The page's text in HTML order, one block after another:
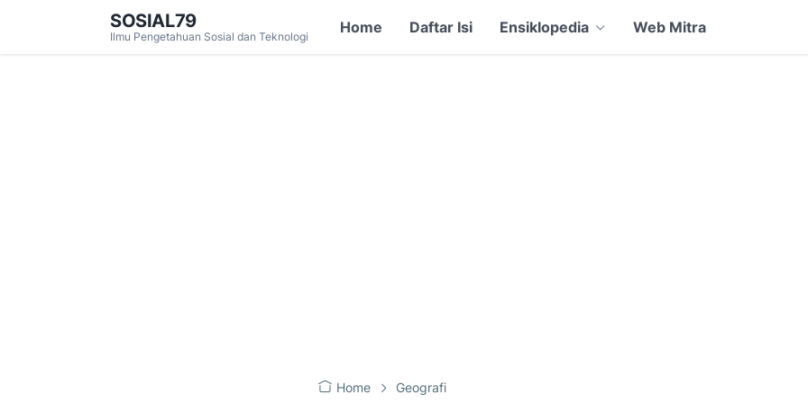
SOSIAL79
Ilmu Pengetahuan Sosial dan Teknologi
Home Daftar Isi Ensiklopedia Web Mitra
Home Geografi